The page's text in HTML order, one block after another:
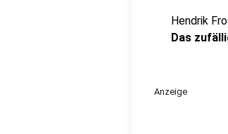
Hendrik
Das
Anzeige